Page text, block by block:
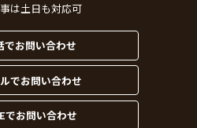
は土日も対応可
でお問い合わせ
でお問い合わせ
でお問い合わせ